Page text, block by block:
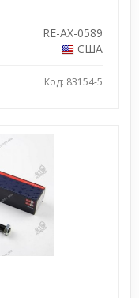
RE-AX-0589
США
Код: 83154-5